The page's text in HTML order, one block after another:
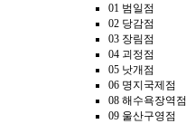
01 범일점
02 당감점
03 장림점
04 괴정점
05 낫개점
06 명지국제점
08 해수욕장역점
09 울산구영점